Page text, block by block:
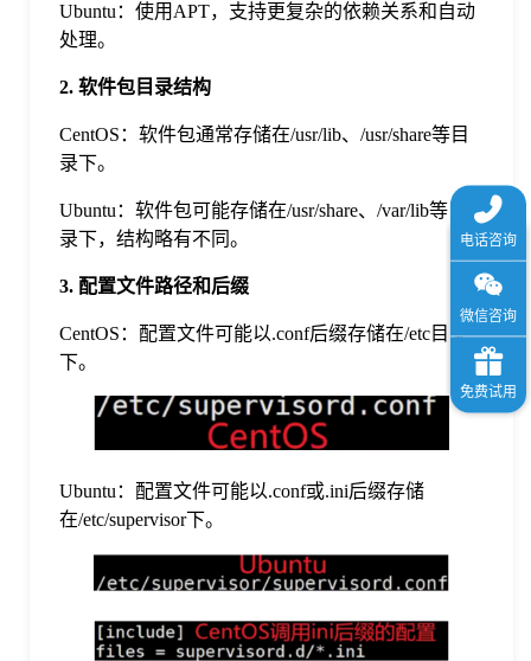
Ubuntu：使用APT，支持更复杂的依赖关系和自动
处理。
2. 软件包目录结构
CentOS：软件包通常存储在/usr/lib、/usr/share等目
录下。
Ubuntu：软件包可能存储在/usr/share、/var/lib等目
录下，结构略有不同。
3. 配置文件路径和后缀
CentOS：配置文件可能以.conf后缀存储在/etc目录
下。
Ubuntu：配置文件可能以.conf或.ini后缀存储
在/etc/supervisor下。